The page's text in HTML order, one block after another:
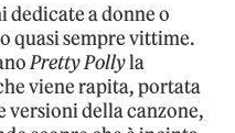
dedicate a donne o
quasi sempre vittime.
Pretty Pollyla
viene rapita, portata
versioni della canzone,